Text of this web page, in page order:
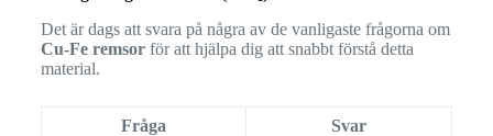
Det är dags att svara på några av de vanligaste frågorna om
Cu-Fe remsorför att hjälpa dig att snabbt förstå detta
material.
Fråga Svar